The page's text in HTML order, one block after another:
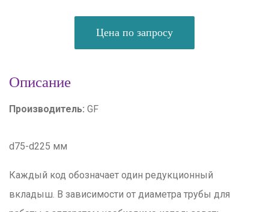
Цена по запросу
Описание
Производитель: GF
d75-d225 мм
Каждый код обозначает один редукционный
вкладыш. В зависимости от диаметра трубы для